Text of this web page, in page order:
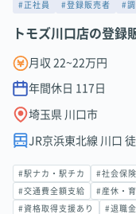
#正社員 #登録販売者 #
トモズ川口店の登録
月収 22~22万円
年間休日 117 日
埼玉県 川口市
JR京浜東北線 川口
#駅ナカ・駅チカ #社会保
#交通費全額支給 #産休・
#資格取得支援あり #退職